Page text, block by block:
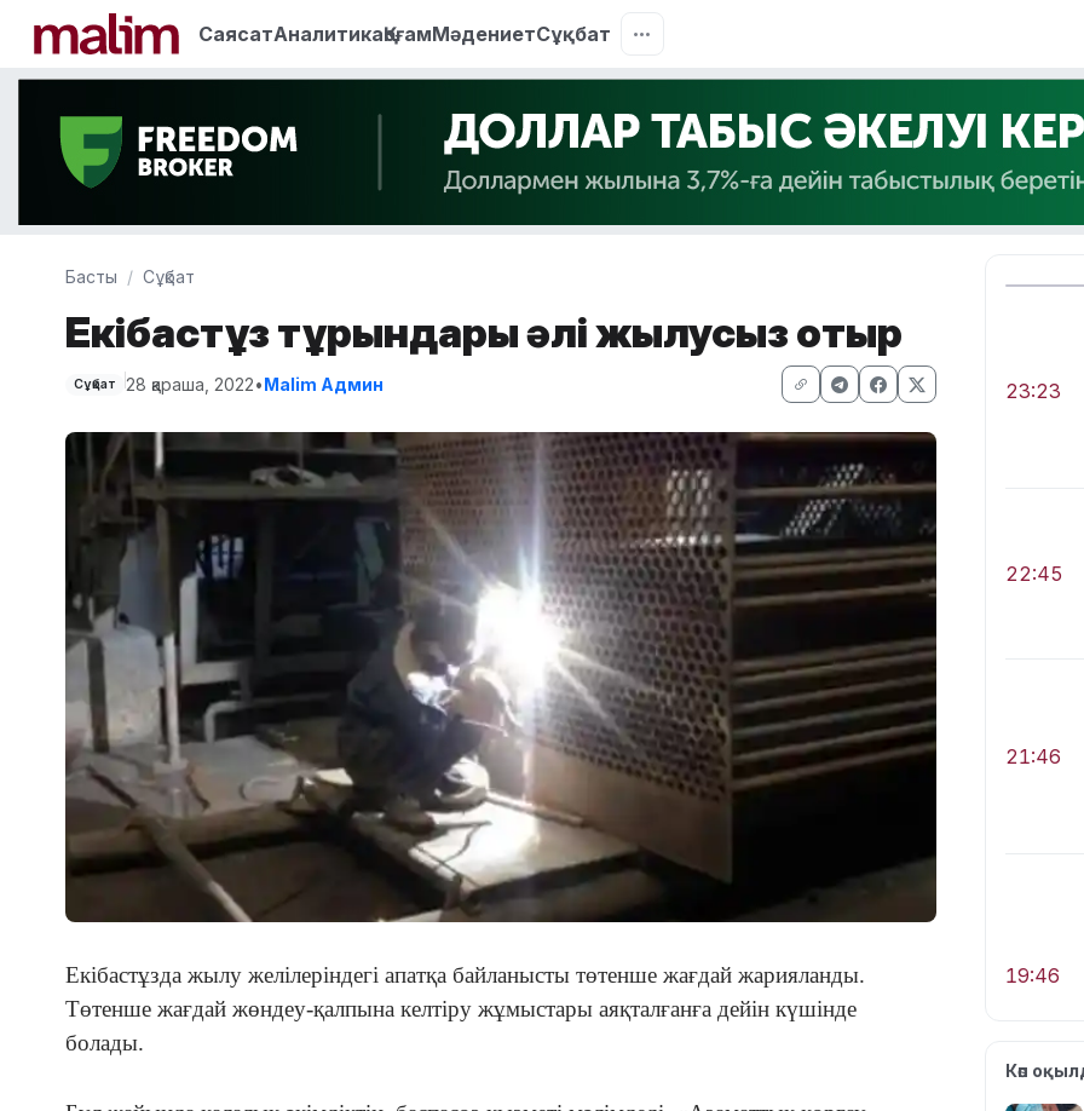
СаясатАналитикаҚоғамМәдениетСұқбат
Басты Сұқбат
Екібастұз тұрғындары әлі жылусыз отыр
Сұқбат 28 қараша, 2022•Malim Админ
Екібастұзда жылу желілеріндегі апатқа байланысты төтенше жағдай жарияланды.
Төтенше жағдай жөндеу-қалпына келтіру жұмыстары аяқталғанға дейін күшінде
болады.
23:23
22:45
21:46
19:46
Көп